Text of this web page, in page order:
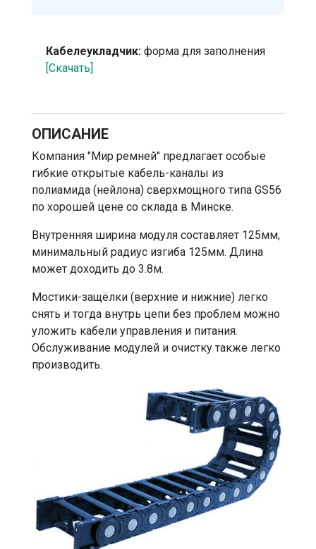
Кабелеукладчик: форма для заполнения
[Скачать]
ОПИСАНИЕ
Компания "Мир ремней" предлагает особые
гибкие открытые кабель-каналы из
полиамида (нейлона) сверхмощного типа GS56
по хорошей цене со склада в Минске.
Внутренняя ширина модуля составляет 125мм,
минимальный радиус изгиба 125мм. Длина
может доходить до 3.8м.
Мостики-защёлки (верхние и нижние) легко
снять и тогда внутрь цепи без проблем можно
уложить кабели управления и питания.
Обслуживание модулей и очистку также легко
производить.